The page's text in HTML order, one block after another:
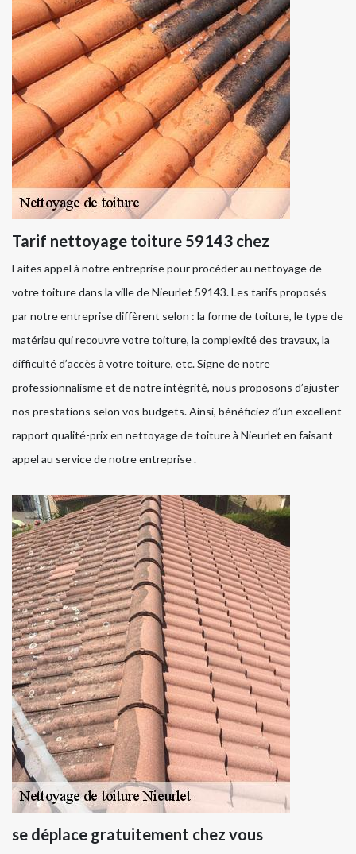
Tarif nettoyage toiture 59143 chez
Faites appel à notre entreprise pour procéder au nettoyage de
votre toiture dans la ville de Nieurlet 59143. Les tarifs proposés
par notre entreprise diffèrent selon : la forme de toiture, le type de
matériau qui recouvre votre toiture, la complexité des travaux, la
difficulté d’accès à votre toiture, etc. Signe de notre
professionnalisme et de notre intégrité, nous proposons d’ajuster
nos prestations selon vos budgets. Ainsi, bénéficiez d’un excellent
rapport qualité-prix en nettoyage de toiture à Nieurlet en faisant
appel au service de notre entreprise .
se déplace gratuitement chez vous